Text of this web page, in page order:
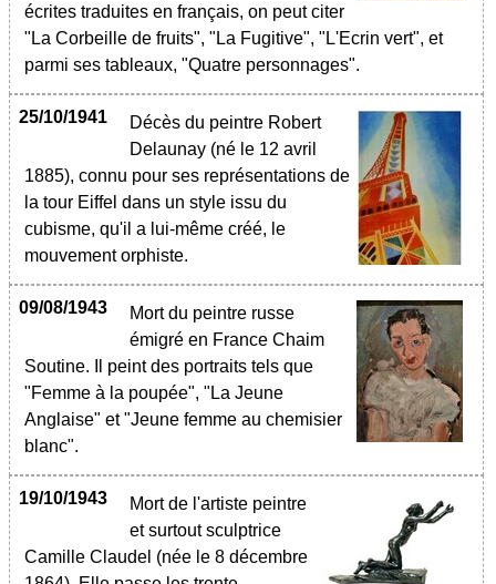
écrites traduites en français, on peut citer
"La Corbeille de fruits", "La Fugitive", "L'Ecrin vert", et
parmi ses tableaux, "Quatre personnages".
25/10/1941
Décès du peintre Robert
Delaunay (né le 12 avril
1885), connu pour ses représentations de
la tour Eiffel dans un style issu du
cubisme, qu'il a lui-même créé, le
mouvement orphiste.
09/08/1943
Mort du peintre russe
émigré en France Chaim
Soutine. Il peint des portraits tels que
"Femme à la poupée", "La Jeune
Anglaise" et "Jeune femme au chemisier
blanc".
19/10/1943
Mort de l'artiste peintre
et surtout sculptrice
Camille Claudel (née le 8 décembre